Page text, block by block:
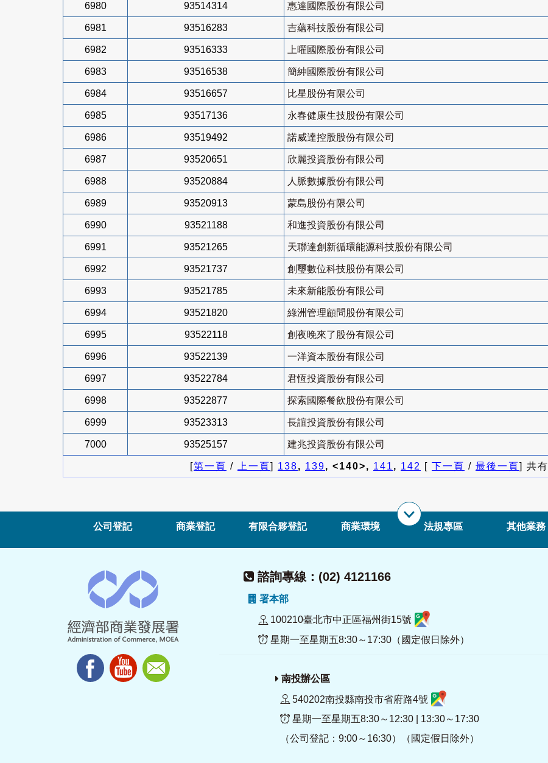
6980 93514314 惠達國際股份有限公司
6981 93516283 吉蘊科技股份有限公司
6982 93516333 上曜國際股份有限公司
6983 93516538 簡紳國際股份有限公司
6984 93516657 比星股份有限公司
6985 93517136 永春健康生技股份有限公司
6986 93519492 諾威達控股股份有限公司
6987 93520651 欣麗投資股份有限公司
6988 93520884 人脈數據股份有限公司
6989 93520913 蒙島股份有限公司
6990 93521188 和進投資股份有限公司
6991 93521265 天聯達創新循環能源科技股份有限公司
6992 93521737 創璽數位科技股份有限公司
6993 93521785 未來新能股份有限公司
6994 93521820 綠洲管理顧問股份有限公司
6995 93522118 創夜晚來了股份有限公司
6996 93522139 一洋資本股份有限公司
6997 93522784 君恆投資股份有限公司
6998 93522877 探索國際餐飲股份有限公司
6999 93523313 長誼投資股份有限公司
7000 93525157 建兆投資股份有限公司
[第一頁 / 上一頁] 138, 139, <140>, 141, 142 [ 下一頁 / 最後一頁] 共有
公司登記 商業登記 有限合夥登記 商業環境 法規專區 其他業務
諮詢專線：(02) 4121166
署本部
100210臺北市中正區福州街15號
星期一至星期五8:30～17:30（國定假日除外）
南投辦公區
540202南投縣南投市省府路4號
星期一至星期五8:30～12:30 | 13:30～17:30
（公司登記：9:00～16:30）（國定假日除外）